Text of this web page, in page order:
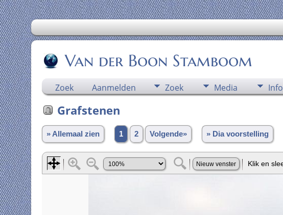
Van der Boon Stamboom
Zoek Aanmelden Zoek Media Info
Grafstenen
» Allemaal zien 1 2 Volgende» » Dia voorstelling